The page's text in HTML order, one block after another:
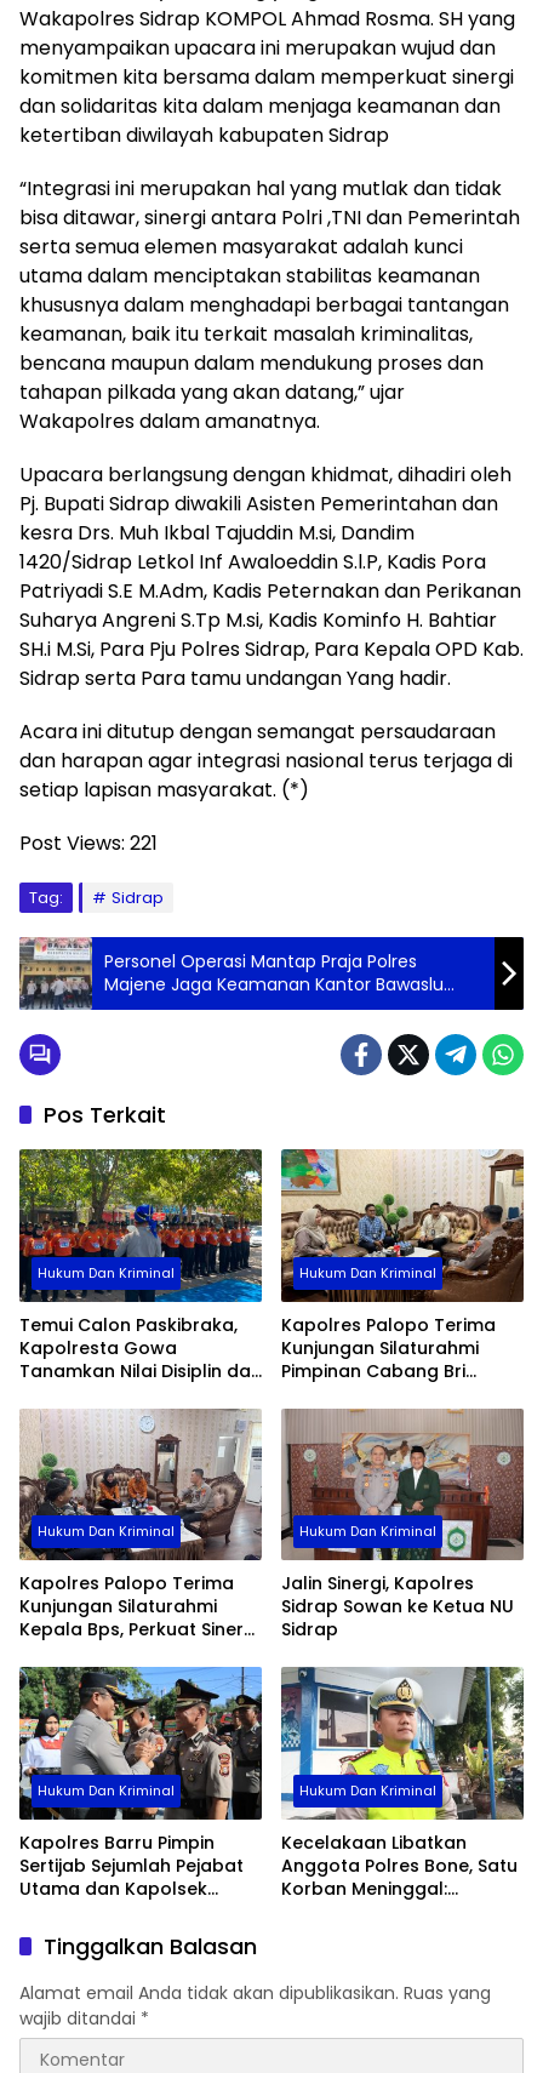
Wakapolres Sidrap KOMPOL Ahmad Rosma. SH yang
menyampaikan upacara ini merupakan wujud dan
komitmen kita bersama dalam memperkuat sinergi
dan solidaritas kita dalam menjaga keamanan dan
ketertiban diwilayah kabupaten Sidrap
“Integrasi ini merupakan hal yang mutlak dan tidak
bisa ditawar, sinergi antara Polri ,TNI dan Pemerintah
serta semua elemen masyarakat adalah kunci
utama dalam menciptakan stabilitas keamanan
khususnya dalam menghadapi berbagai tantangan
keamanan, baik itu terkait masalah kriminalitas,
bencana maupun dalam mendukung proses dan
tahapan pilkada yang akan datang,” ujar
Wakapolres dalam amanatnya.
Upacara berlangsung dengan khidmat, dihadiri oleh
Pj. Bupati Sidrap diwakili Asisten Pemerintahan dan
kesra Drs. Muh Ikbal Tajuddin M.si, Dandim
1420/Sidrap Letkol Inf Awaloeddin S.l.P, Kadis Pora
Patriyadi S.E M.Adm, Kadis Peternakan dan Perikanan
Suharya Angreni S.Tp M.si, Kadis Kominfo H. Bahtiar
SH.i M.Si, Para Pju Polres Sidrap, Para Kepala OPD Kab.
Sidrap serta Para tamu undangan Yang hadir.
Acara ini ditutup dengan semangat persaudaraan
dan harapan agar integrasi nasional terus terjaga di
setiap lapisan masyarakat. (*)
Post Views: 221
Tag: Sidrap
Personel Operasi Mantap Praja Polres
Majene Jaga Keamanan Kantor Bawaslu
Majene Jelang Pilkada 2024
Pos Terkait
Hukum Dan Kriminal
Temui Calon Paskibraka,
Kapolresta Gowa
Tanamkan Nilai Disiplin dan
Hukum Dan Kriminal
Kapolres Palopo Terima
Kunjungan Silaturahmi
Pimpinan Cabang Bri
Hukum Dan Kriminal
Kapolres Palopo Terima
Kunjungan Silaturahmi
Kepala Bps, Perkuat Sinergi
Hukum Dan Kriminal
Jalin Sinergi, Kapolres
Sidrap Sowan ke Ketua NU
Sidrap
Hukum Dan Kriminal
Kapolres Barru Pimpin
Sertijab Sejumlah Pejabat
Utama dan Kapolsek
Organisasi
Hukum Dan Kriminal
Kecelakaan Libatkan
Anggota Polres Bone, Satu
Korban Meninggal:
Tinggalkan Balasan
Alamat email Anda tidak akan dipublikasikan. Ruas yang
wajib ditandai *